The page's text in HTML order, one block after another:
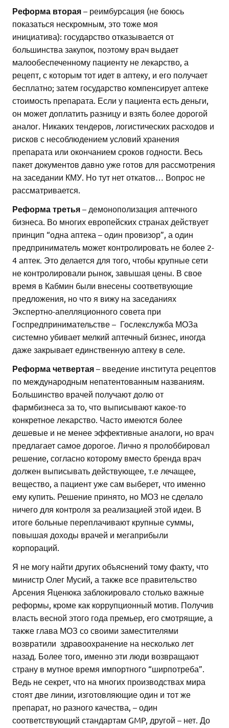
Реформа вторая – реимбурсация (не боюсь
показаться нескромным, это тоже моя
инициатива): государство отказывается от
большинства закупок, поэтому врач выдает
малообеспеченному пациенту не лекарство, а
рецепт, с которым тот идет в аптеку, и его получает
бесплатно; затем государство компенсирует аптеке
стоимость препарата. Если у пациента есть деньги,
он может доплатить разницу и взять более дорогой
аналог. Никаких тендеров, логистических расходов и
рисков с несоблюдением условий хранения
препарата или окончанием сроков годности. Весь
пакет документов давно уже готов для рассмотрения
на заседании КМУ. Но тут нет откатов… Вопрос не
рассматривается.
Реформа третья – демонополизация аптечного
бизнеса. Во многих европейских странах действует
принцип “одна аптека – один провизор”, а один
предприниматель может контролировать не более 2-
4 аптек. Это делается для того, чтобы крупные сети
не контролировали рынок, завышая цены. В свое
время в Кабмин были внесены соответвующие
предложения, но что я вижу на заседаниях
Экспертно-апелляционного совета при
Госпредпринимательстве – Гослекслужба МОЗа
системно убивает мелкий аптечный бизнес, иногда
даже закрывает единственную аптеку в селе.
Реформа четвертая – введение института рецептов
по международным непатентованным названиям.
Большинство врачей получают долю от
фармбизнеса за то, что выписывают какое-то
конкретное лекарство. Часто имеются более
дешевые и не менее эффективные аналоги, но врач
предлагает самое дорогое. Лично я пролоббировал
решение, согласно которому вместо бренда врач
должен выписывать действующее, т.е лечащее,
вещество, а пациент уже сам выберет, что именно
ему купить. Решение принято, но МОЗ не сделало
ничего для контроля за реализацией этой идеи. В
итоге больные переплачивают крупные суммы,
повышая доходы врачей и мегаприбыли
корпораций.
Я не могу найти других объяснений тому факту, что
министр Олег Мусий, а также все правительство
Арсения Яценюка заблокировало столько важные
реформы, кроме как коррупционный мотив. Получив
власть весной этого года премьер, его смотрящие, а
также глава МОЗ со своими заместителями
возвратили здравоохранение на несколько лет
назад. Более того, именно эти люди возвращают
страну в мутное время импортного “ширпотреба”.
Ведь не секрет, что на многих производствах мира
стоят две линии, изготовляющие один и тот же
препарат, но разного качества, – один
соответствующий стандартам GMP, другой – нет. До